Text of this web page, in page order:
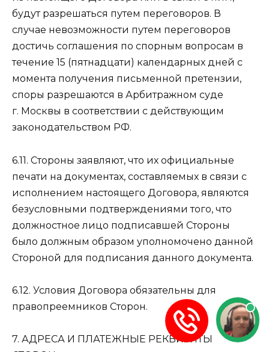
будут разрешаться путем переговоров. В
случае невозможности путем переговоров
достичь соглашения по спорным вопросам в
течение 15 (пятнадцати) календарных дней с
момента получения письменной претензии,
споры разрешаются в Арбитражном суде
г. Москвы в соответствии с действующим
законодательством РФ.
6.11. Стороны заявляют, что их официальные
печати на документах, составляемых в связи с
исполнением настоящего Договора, являются
безусловными подтверждениями того, что
должностное лицо подписавшей Стороны
было должным образом уполномочено данной
Стороной для подписания данного документа.
6.12. Условия Договора обязательны для
правопреемников Сторон.
7. АДРЕСА И ПЛАТЕЖНЫЕ РЕКВИЗИТЫ